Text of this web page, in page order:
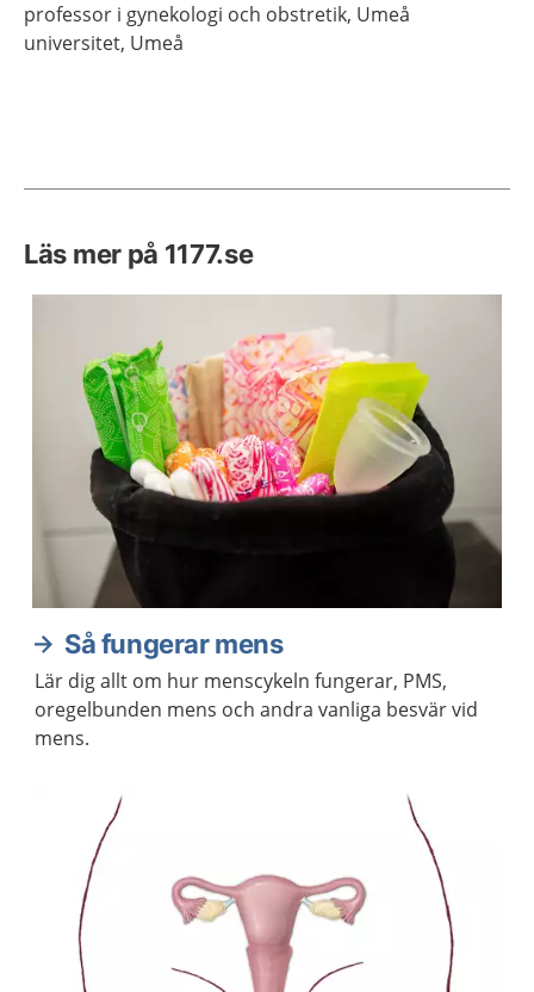
professor i gynekologi och obstretik, Umeå
universitet, Umeå
Läs mer på 1177.se
Så fungerar mens
Lär dig allt om hur menscykeln fungerar, PMS,
oregelbunden mens och andra vanliga besvär vid
mens.